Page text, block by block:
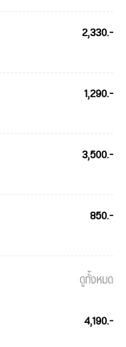
2,330.-
1,290.-
3,500.-
850.-
ดูทั้งหมด
4,190.-